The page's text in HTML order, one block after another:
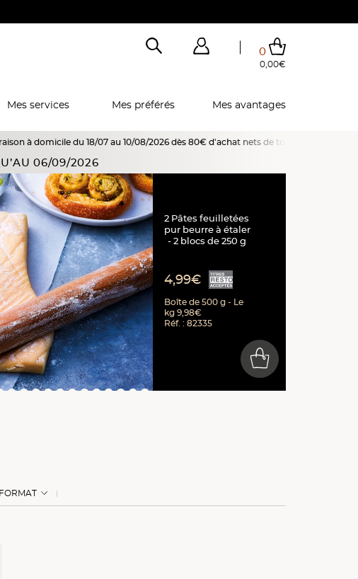
0
0,00€
Hors frais éventuels liés au service choisi
Mes services Mes préférés Mes avantages
du 18/07 au 10/08/2026 dès 80€ d'achat nets de toute remise, promotion
06/09/2026
2 Pâtes feuilletées
pur beurre à étaler
2 blocs de 250 g
4,99€
Boîte de 500 g - Le
kg 9,98€
Réf. : 82335
0
FORMAT